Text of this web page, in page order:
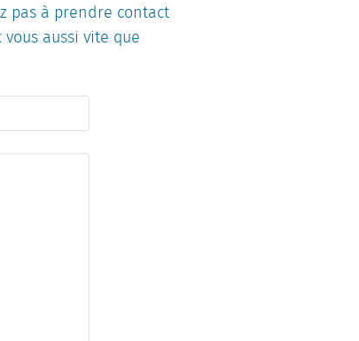
pas à prendre contact
aussi vite que